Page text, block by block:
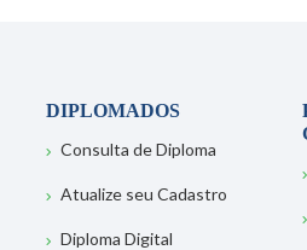
DIPLOMADOS
Consulta de Diploma
Atualize seu Cadastro
Diploma Digital